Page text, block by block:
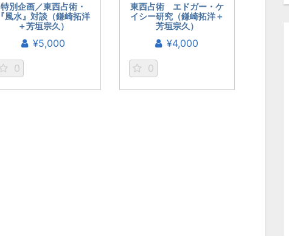
特別企画／東西占術・
『風水』対談（鎌崎拓洋
＋芳垣宗久）
¥5,000
0
東西占術 エドガー・ケ
イシー研究（鎌崎拓洋＋
芳垣宗久）
¥4,000
0